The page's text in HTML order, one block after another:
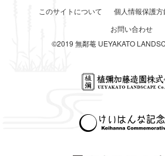
このサイトについて
個人情報保護方
お問い合わせ
©2019 無鄰菴 UEYAKATO